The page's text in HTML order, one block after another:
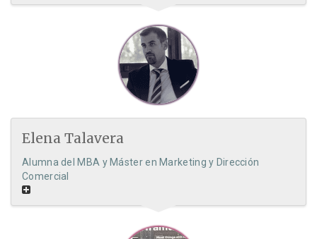
Elena Talavera
Alumna del MBA y Máster en Marketing y Dirección
Comercial